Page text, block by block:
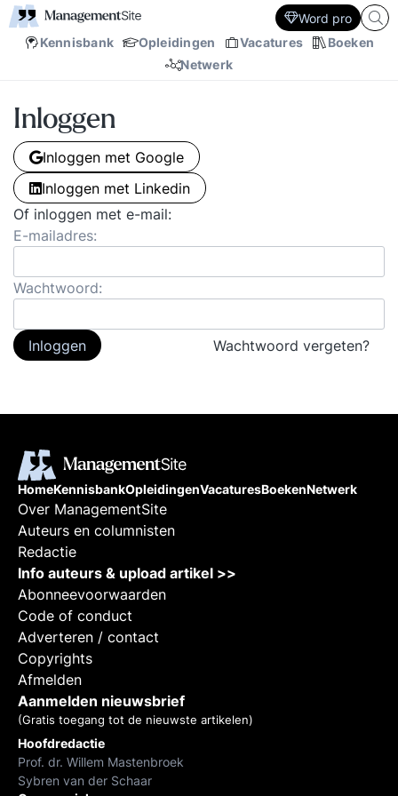
Kennisbank Opleidingen Vacatures
Boeken
Netwerk
Word pro
Inloggen
Inloggen met Google
Inloggen met Linkedin
Of inloggen met e-mail:
E-mailadres:
Wachtwoord:
Inloggen Wachtwoord vergeten?
HomeKennisbankOpleidingenVacaturesBoekenNetwerk
Over ManagementSite
Auteurs en columnisten
Redactie
Info auteurs & upload artikel >>
Abonneevoorwaarden
Code of conduct
Adverteren / contact
Copyrights
Afmelden
Aanmelden nieuwsbrief
(Gratis toegang tot de nieuwste artikelen)
Hoofdredactie
Prof. dr. Willem Mastenbroek
Sybren van der Schaar